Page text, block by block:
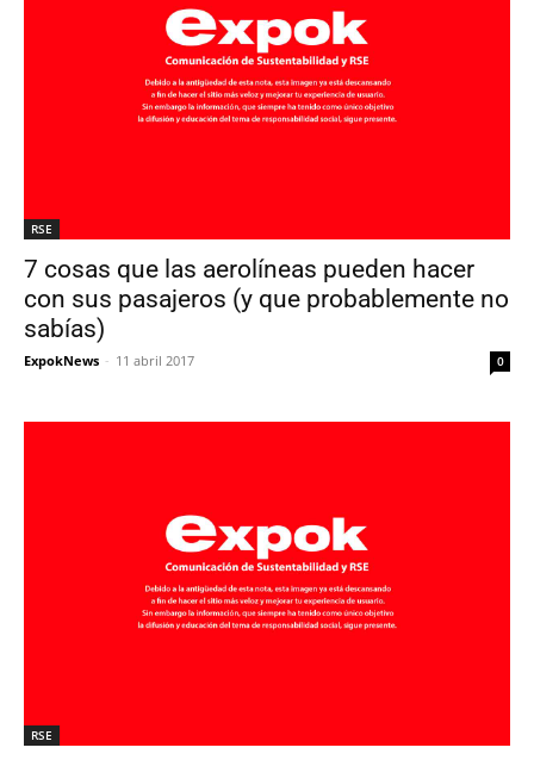
RSE
7 cosas que las aerolíneas pueden hacer
con sus pasajeros (y que probablemente no
sabías)
ExpokNews - 11 abril 2017 0
RSE